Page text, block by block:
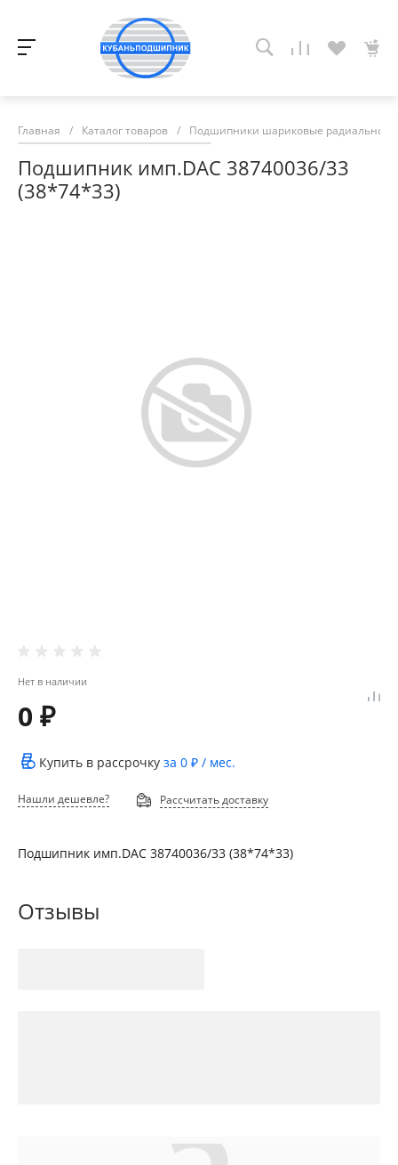
Главная / Каталог товаров / Подшипники шариковые радиально-
Подшипник имп.DAC 38740036/33
(38*74*33)
Нет в наличии
0 ₽
Купить в рассрочку за 0 ₽ / мес.
Нашли дешевле? Рассчитать доставку
Подшипник имп.DAC 38740036/33 (38*74*33)
Отзывы